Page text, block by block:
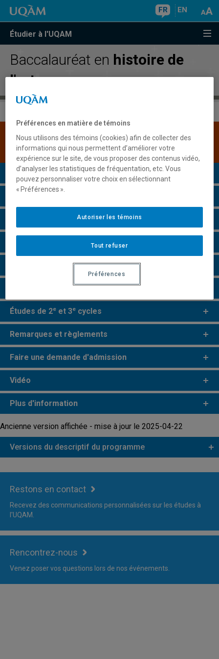
FR EN
Étudier à l'UQAM
Baccalauréat en histoire de
l'art
Une version plus récente de ce programme est
disponible.Cliquez ici pour la consulter.
Présentation du programme
Cours à suivre et horaires
Grille de cheminement
Perspectives professionnelles
Études de 2e et 3e cycles
Remarques et règlements
Faire une demande d'admission
Vidéo
Plus d'information
Ancienne version affichée - mise à jour le 2025-04-22
Versions du descriptif du programme
Restons en contact
Recevez des communications personnalisées sur les études à
l'UQAM.
Rencontrez-nous
Venez poser vos questions lors de nos événements.
Préférences en matière de témoins
Nous utilisons des témoins (cookies) afin de collecter des
informations qui nous permettent d’améliorer votre
expérience sur le site, de vous proposer des contenus vidéo,
d’analyser les statistiques de fréquentation, etc. Vous
pouvez personnaliser votre choix en sélectionnant
« Préférences ».
Tout refuser
Autoriser les témoins
Préférences